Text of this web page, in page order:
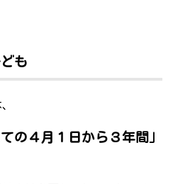
も
の４月１日から３年間」